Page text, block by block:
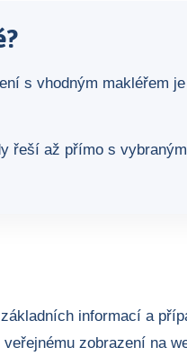
s vhodným makléřem
řeší až přímo s vybraným
informací a
zobrazení na